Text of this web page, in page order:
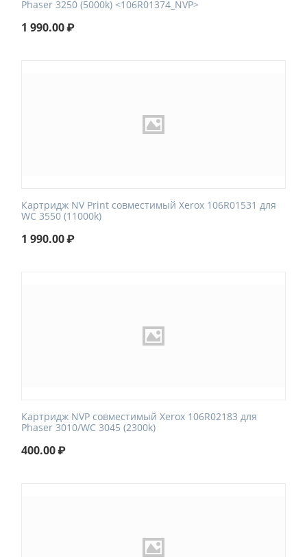
Phaser 3250 (5000k) <106R01374_NVP>
1 990.00₽
Картридж NV Print совместимый Xerox 106R01531 для
WC 3550 (11000k)
1 990.00₽
Картридж NVP совместимый Xerox 106R02183 для
Phaser 3010/WC 3045 (2300k)
400.00₽